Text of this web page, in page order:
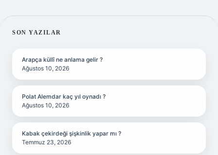
SIDEBAR
SON YAZILAR
Arapça küllî ne anlama gelir ?
Ağustos 10, 2026
Polat Alemdar kaç yıl oynadı ?
Ağustos 10, 2026
Kabak çekirdeği şişkinlik yapar mı ?
Temmuz 23, 2026